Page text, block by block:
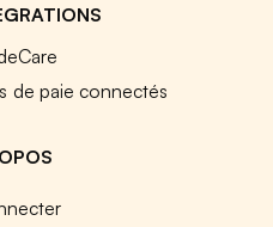
de paie connectés